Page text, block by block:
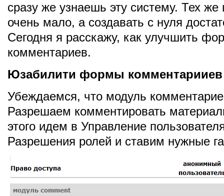
сразу же узнаешь эту систему. Тех
очень мало, а создавать с нуля
Сегодня я расскажу, как улучшить
комментариев.
Юзабилити формы комментарииев
Убеждаемся, что модуль
Разрешаем комментировать
этого идем в Управление
Разрешения ролей и ставим нужные